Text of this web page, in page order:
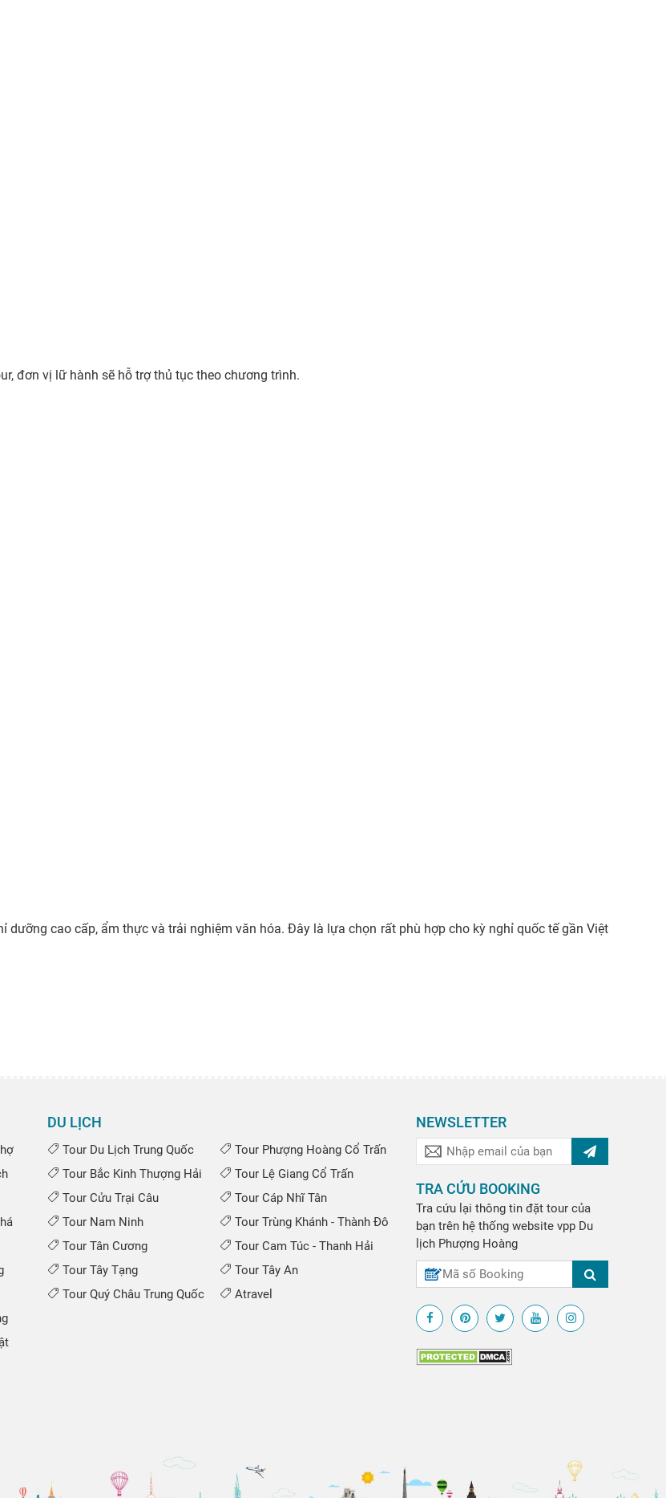
đơn vị lữ hành sẽ hỗ trợ thủ tục theo chương trình.
dưỡng cao cấp, ẩm thực và trải nghiệm văn hóa. Đây là lựa chọn rất phù hợp cho kỳ nghỉ quốc tế gần Việt
DU LỊCH
Tour Du Lịch Trung Quốc
Tour Phượng Hoàng Cổ Trấn
Tour Bắc Kinh Thượng Hải
Tour Lệ Giang Cổ Trấn
Tour Cửu Trại Câu
Tour Cáp Nhĩ Tân
Tour Nam Ninh
Tour Trùng Khánh - Thành Đô
Tour Tân Cương
Tour Cam Túc - Thanh Hải
Tour Tây Tạng
Tour Tây An
Tour Quý Châu Trung Quốc
Atravel
NEWSLETTER
TRA CỨU BOOKING
Tra cứu lại thông tin đặt tour của
bạn trên hệ thống website vpp Du
lịch Phượng Hoàng